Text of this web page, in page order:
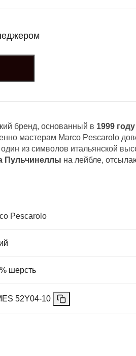
бренд, основанный в 1999 году
мастерам Marco Pescarolo
из символов итальянской
Пульчинеллы на лейбле,
Pescarolo
шерсть
52Y04-10